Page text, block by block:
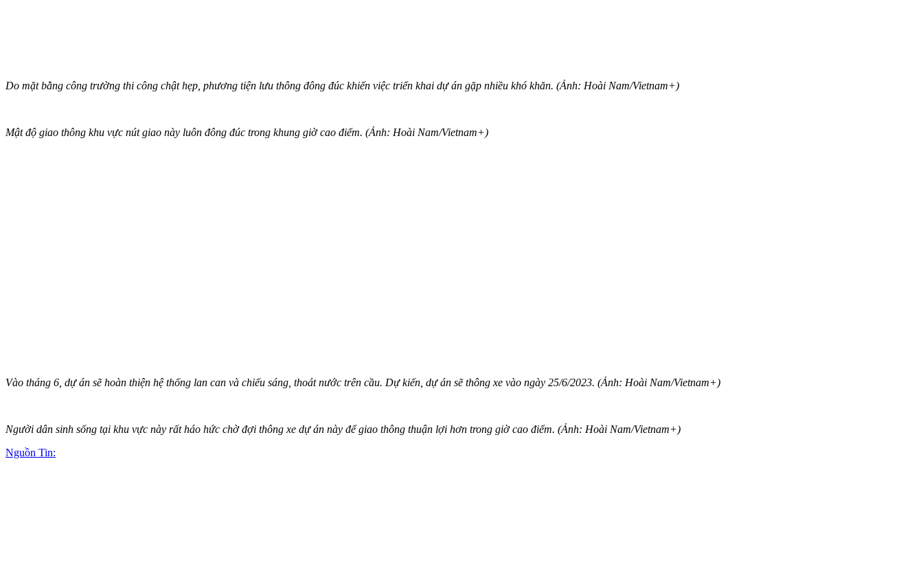
Do mặt bằng công trường thi công chật hẹp, phương tiện lưu thông đông đúc khiến việc triển khai dự án gặp nhiều khó khăn. (Ảnh: Hoài Nam/Vietnam+)
Mật độ giao thông khu vực nút giao này luôn đông đúc trong khung giờ cao điểm. (Ảnh: Hoài Nam/Vietnam+)
Vào tháng 6, dự án sẽ hoàn thiện hệ thống lan can và chiếu sáng, thoát nước trên cầu. Dự kiến, dự án sẽ thông xe vào ngày 25/6/2023. (Ảnh: Hoài Nam/Vietnam+)
Người dân sinh sống tại khu vực này rất háo hức chờ đợi thông xe dự án này để giao thông thuận lợi hơn trong giờ cao điểm. (Ảnh: Hoài Nam/Vietnam+)
Nguồn Tin: